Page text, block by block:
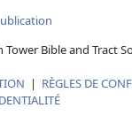
Tower Bible and Tract
| RÈGLES DE